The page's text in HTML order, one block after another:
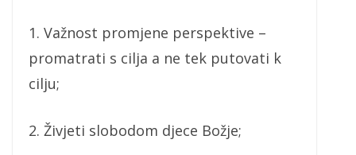
1. Važnost promjene perspektive –
promatrati s cilja a ne tek putovati k
cilju;
2. Živjeti slobodom djece Božje;